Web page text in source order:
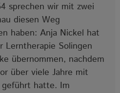
sprechen wir mit zwei
diesen Weg
haben: Anja Nickel hat
Solingen
übernommen, nachdem
über viele Jahre mit
hatte. Im